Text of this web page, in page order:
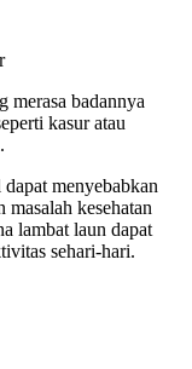
merasa badannya
kasur atau
menyebabkan
masalah kesehatan
lambat laun dapat
sehari-hari.